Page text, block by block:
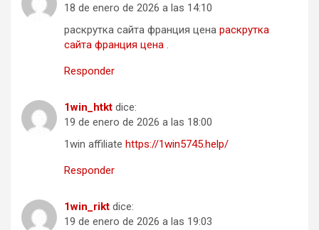
18 de enero de 2026 a las 14:10
раскрутка сайта франция цена раскрутка
сайта франция цена .
Responder
1win_htkt dice:
19 de enero de 2026 a las 18:00
1win affiliate https://1win5745.help/
Responder
1win_rikt dice:
19 de enero de 2026 a las 19:03